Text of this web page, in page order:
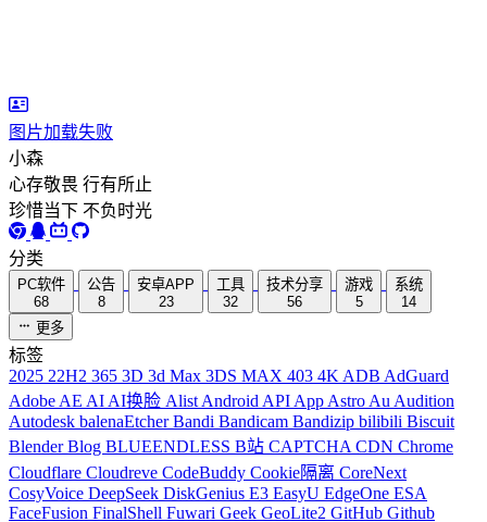
图片加载失败
小森
心存敬畏 行有所止
珍惜当下 不负时光
分类
PC软件
68
公告
8
安卓APP
23
工具
32
技术分享
56
游戏
5
系统
14
更多
标签
2025 22H2 365 3D 3d Max 3DS MAX 403 4K ADB AdGuard
Adobe AE AI AI换脸 Alist Android API App Astro Au Audition
Autodesk balenaEtcherBandi Bandicam Bandizip bilibili Biscuit
BlenderBlog BLUEENDLESS B站 CAPTCHA CDN Chrome
Cloudflare Cloudreve CodeBuddy Cookie隔离 CoreNext
CosyVoice DeepSeek DiskGenius E3 EasyU EdgeOne ESA
FaceFusion FinalShell Fuwari Geek GeoLite2 GitHub Github